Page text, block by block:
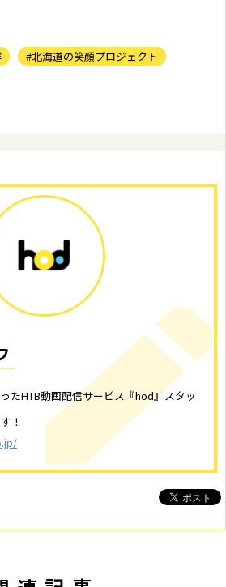
#北海道の笑顔プロジェクト
たHTB動画配信サービス『hod』スタッ
！